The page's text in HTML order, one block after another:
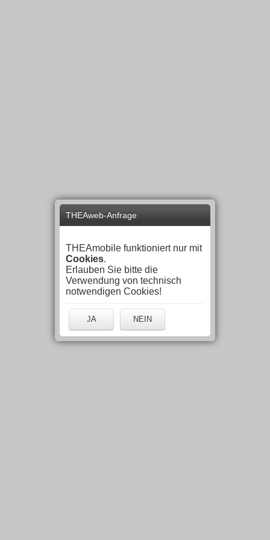
THEAweb-Anfrage
THEAmobile funktioniert nur mit
Cookies.
Erlauben Sie bitte die
Verwendung von technisch
notwendigen Cookies!
JA NEIN